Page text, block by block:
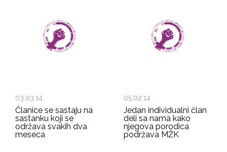
03.03.14
Članice se sastaju na
sastanku koji se
održava svakih dva
meseca
05.02.14
Jedan individualni član
deli sa nama kako
njegova porodica
podržava MŽK